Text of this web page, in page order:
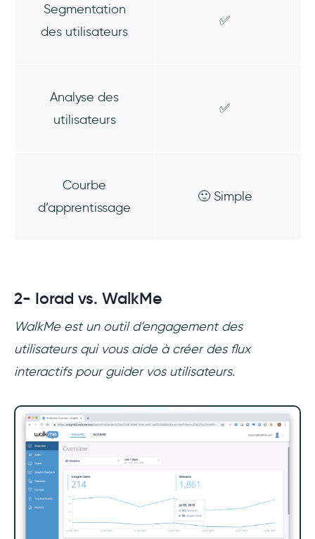
Segmentation
des utilisateurs
✅
Analyse des
utilisateurs
✅
Courbe
d’apprentissage
🙂 Simple
2- Iorad vs. WalkMe
WalkMe est un outil d’engagement des
utilisateurs qui vous aide à créer des flux
interactifs pour guider vos utilisateurs.